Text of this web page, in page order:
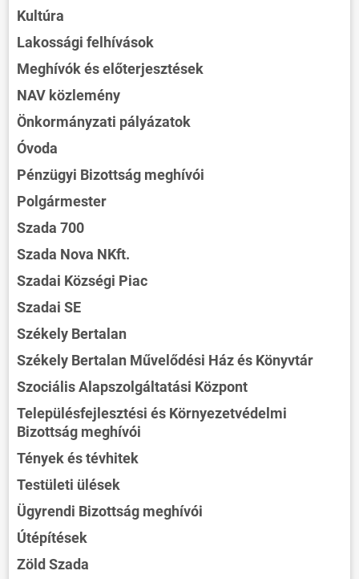
Kultúra
Lakossági felhívások
Meghívók és előterjesztések
NAV közlemény
Önkormányzati pályázatok
Óvoda
Pénzügyi Bizottság meghívói
Polgármester
Szada 700
Szada Nova NKft.
Szadai Községi Piac
Szadai SE
Székely Bertalan
Székely Bertalan Művelődési Ház és Könyvtár
Szociális Alapszolgáltatási Központ
Településfejlesztési és Környezetvédelmi
Bizottság meghívói
Tények és tévhitek
Testületi ülések
Ügyrendi Bizottság meghívói
Útépítések
Zöld Szada